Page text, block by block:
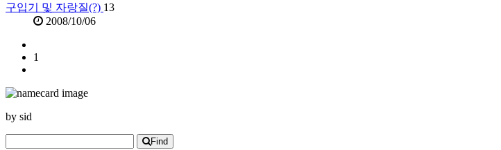
구입기 및 자랑질(?) 13
2008/10/06
1
by sid
Find